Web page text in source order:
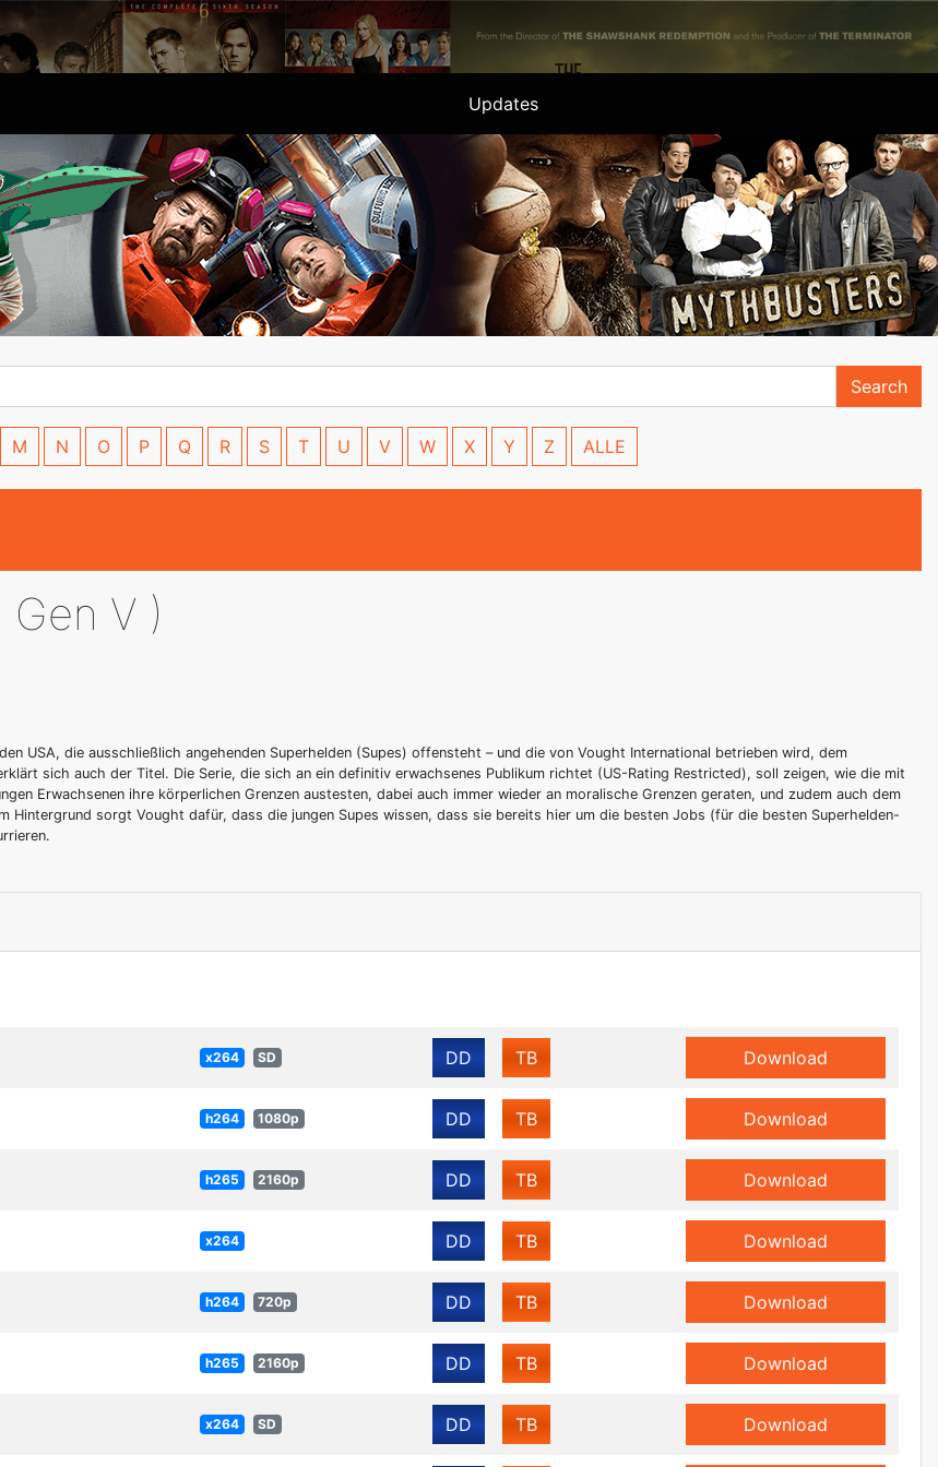
Updates
Search
M N O P Q R S T U V W X Y Z ALLE
V )
USA, die ausschließlich angehenden Superhelden (Supes) offensteht – und die von Vought International betrieben wird, dem
sich auch der Titel. Die Serie, die sich an ein definitiv erwachsenes Publikum richtet (US-Rating Restricted), soll zeigen, wie die mit
Erwachsenen ihre körperlichen Grenzen austesten, dabei auch immer wieder an moralische Grenzen geraten, und zudem auch dem
Hintergrund sorgt Vought dafür, dass die jungen Supes wissen, dass sie bereits hier um die besten Jobs (für die besten Superhelden-
x264 SD DD TB Download
h264 1080p DD TB Download
h265 2160p DD TB Download
x264 DD TB Download
h264 720p DD TB Download
h265 2160p DD TB Download
x264 SD DD TB Download